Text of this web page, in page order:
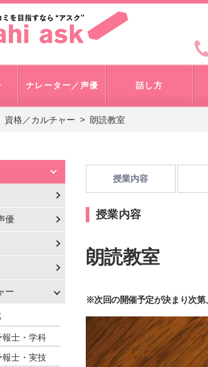
「アナウンサー・
ナレーター／声優 話し方
資格／カルチャー 朗読教室
優
ー
士・学科
士・実技
授業内容
授業内容
朗読教室
※次回の開催予定が決まり次第